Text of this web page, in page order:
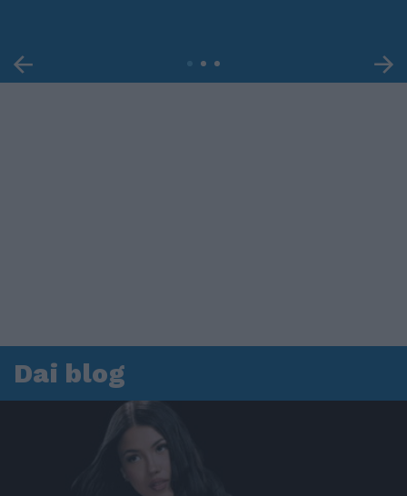
Dai blog